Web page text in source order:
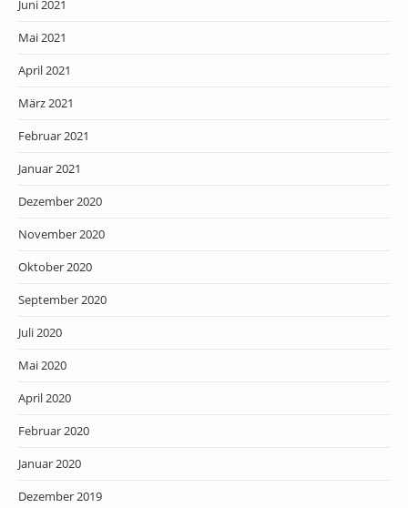
Juni 2021
Mai 2021
April 2021
März 2021
Februar 2021
Januar 2021
Dezember 2020
November 2020
Oktober 2020
September 2020
Juli 2020
Mai 2020
April 2020
Februar 2020
Januar 2020
Dezember 2019